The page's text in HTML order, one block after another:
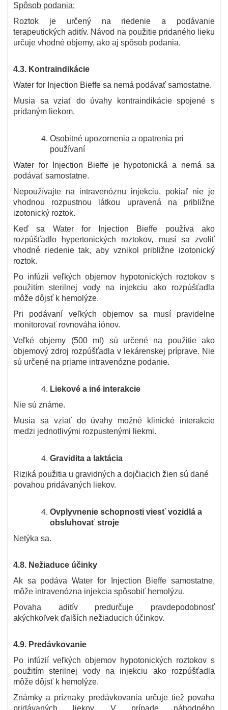
Spôsob podania:
Roztok je určený na riedenie a podávanie
terapeutických aditív. Návod na použitie pridaného lieku
určuje vhodné objemy, ako aj spôsob podania.
4.3. Kontraindikácie
Water for Injection Bieffe sa nemá podávať samostatne.
Musia sa vziať do úvahy kontraindikácie spojené s
pridaným liekom.
Osobitné upozornenia a opatrenia pri
používaní
Water for Injection Bieffe je hypotonická a nemá sa
podávať samostatne.
Nepoužívajte na intravenóznu injekciu, pokiaľ nie je
vhodnou rozpustnou látkou upravená na približne
izotonický roztok.
Keď sa Water for Injection Bieffe používa ako
rozpúšťadlo hypertonických roztokov, musí sa zvoliť
vhodné riedenie tak, aby vznikol približne izotonický
roztok.
Po infúzii veľkých objemov hypotonických roztokov s
použitím sterilnej vody na injekciu ako rozpúšťadla
môže dôjsť k hemolýze.
Pri podávaní veľkých objemov sa musí pravidelne
monitorovať rovnováha iónov.
Veľké objemy (500 ml) sú určené na použitie ako
objemový zdroj rozpúšťadla v lekárenskej príprave. Nie
sú určené na priame intravenózne podanie.
Liekové a iné interakcie
Nie sú známe.
Musia sa vziať do úvahy možné klinické interakcie
medzi jednotlivými rozpustenými liekmi.
Gravidita a laktácia
Riziká použitia u gravidných a dojčiacich žien sú dané
povahou pridávaných liekov.
Ovplyvnenie schopnosti viesť vozidlá a
obsluhovať stroje
Netýka sa.
4.8. Nežiaduce účinky
Ak sa podáva Water for Injection Bieffe samostatne,
môže intravenózna injekcia spôsobiť hemolýzu.
Povaha aditív predurčuje pravdepodobnosť
akýchkoľvek ďalších nežiaducich účinkov.
4.9. Predávkovanie
Po infúzií veľkých objemov hypotonických roztokov s
použitím sterilnej vody na injekciu ako rozpúšťadla
môže dôjsť k hemolýze.
Známky a príznaky predávkovania určuje tiež povaha
pridávaných liekov. V prípade náhodného